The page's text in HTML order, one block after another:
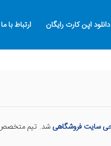
دانلود اپن کارت رایگان ارتباط با ما
سایت فروشگاهی شد. تیم متخصص